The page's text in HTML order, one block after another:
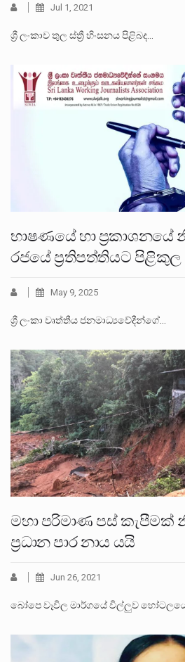
Jul 1, 2021
ශ්‍රී ලංකාව තුල ස්ත්‍රී හිංසනය පිළිබද…
භාෂණයේ හා ප්‍රකාශනයේ
රජයේ ප්‍රතිපත්තියට පිළිකුල
May 9, 2025
ශ්‍රී ලංකා වෘත්තීය ජනමාධ්‍යවේදීන්ගේ…
මහා පරිමාණ පස් කැපීමක්
ප්‍රධාන පාර නාය යයි
Jun 26, 2021
බෝපෙ වෑවිල මාර්ගයේ විල්ලුව